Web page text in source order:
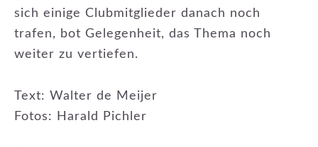
sich einige Clubmitglieder danach noch
trafen, bot Gelegenheit, das Thema noch
weiter zu vertiefen.
Text: Walter de Meijer
Fotos: Harald Pichler